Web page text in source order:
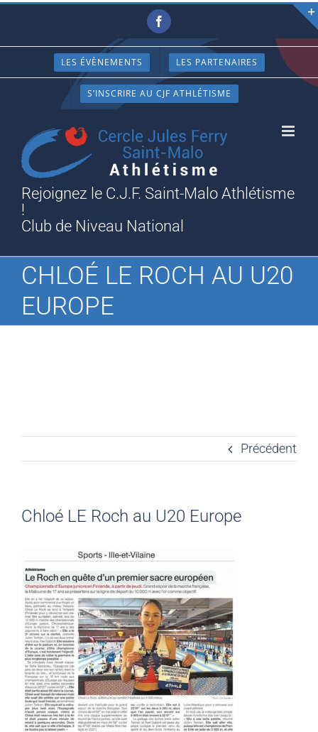
Passer
contenu
Facebook
LES ÉVÈNEMENTS LES PARTENAIRES
S’INSCRIRE AU CJF ATHLÉTISME
Rejoignez le C.J.F. Saint-Malo Athlétisme
!
Club de Niveau National
CHLOÉ LE ROCH AU U20
EUROPE
Précédent
Chloé LE Roch au U20 Europe